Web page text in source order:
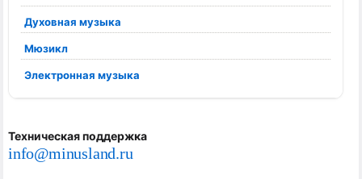
Духовная музыка
Мюзикл
Электронная музыка
Техническая поддержка
info@minusland.ru